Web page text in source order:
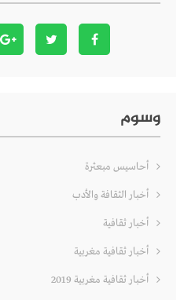
وسوم
أحاسيس مبعثرة
أخبار الثقافة والأدب
أخبار ثقافية
أخبار ثقافية مغربية
أخبار ثقافية مغربية 2019